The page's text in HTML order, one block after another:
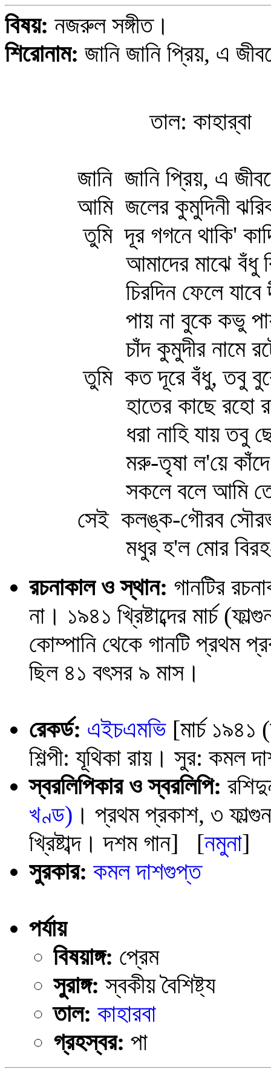
বিষয়: নজরুল সঙ্গীত।
শিরোনাম: জানি জানি প্রিয়, এ
তাল: কাহার্‌বা
জানি জানি প্রিয়, এ
আমি জলের কুমুদিনী
তুমি দূর গগনে থাকি'
আমাদের মাঝে বঁধু
চিরদিন ফেলে যাবে
পায় না বুকে কভু পায়
চাঁদ কুমুদীর নামে
তুমি কত দূরে বঁধু, তবু
হাতের কাছে রহো
ধরা নাহি যায় তবু
মরু-তৃষা ল'য়ে কাঁদে
সকলে বলে আমি
সেই কলঙ্ক-গৌরব
মধুর হ'ল মোর বিরহ-
রচনাকাল ও স্থান: গানটির
না। ১৯৪১ খ্রিষ্টাব্দের মার্চ
কোম্পানি থেকে গানটি প্রথম
ছিল ৪১ বৎসর ৯ মাস।
রেকর্ড: এইচএমভি [মার্চ
শিল্পী: যূথিকা রায়। সুর: কমল
স্বরলিপিকার ও স্বরলিপি:
খণ্ড) । প্রথম প্রকাশ, ৩
খ্রিষ্টাব্দ। দশম গান] [নমুনা]
সুরকার: কমল দাশগুপ্ত
পর্যায়
বিষয়াঙ্গ: প্রেম
সুরাঙ্গ: স্বকীয় বৈশিষ্ট্য
তাল: কাহারবা
গ্রহস্বর: পা